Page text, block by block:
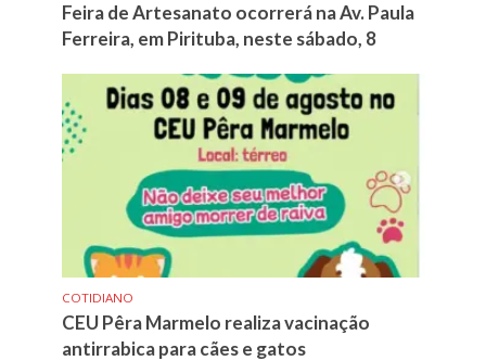
Feira de Artesanato ocorrerá na Av. Paula
Ferreira, em Pirituba, neste sábado, 8
COTIDIANO
CEU Pêra Marmelo realiza vacinação
antirrabica para cães e gatos